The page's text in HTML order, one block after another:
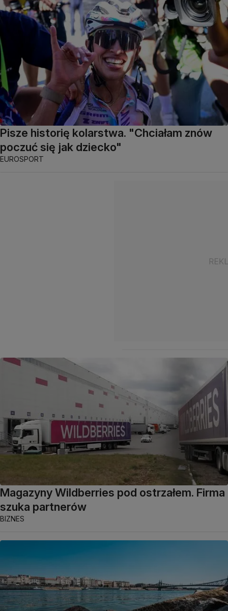
Pisze historię kolarstwa. "Chciałam znów
poczuć się jak dziecko"
EUROSPORT
Magazyny Wildberries pod ostrzałem. Firma
szuka partnerów
BIZNES